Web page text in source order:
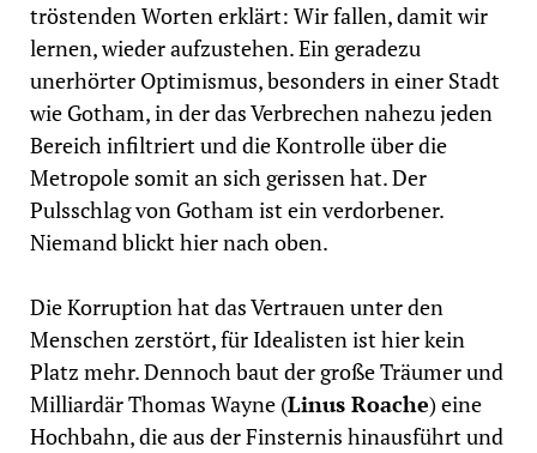
tröstenden Worten erklärt: Wir fallen, damit wir
lernen, wieder aufzustehen. Ein geradezu
unerhörter Optimismus, besonders in einer Stadt
wie Gotham, in der das Verbrechen nahezu jeden
Bereich infiltriert und die Kontrolle über die
Metropole somit an sich gerissen hat. Der
Pulsschlag von Gotham ist ein verdorbener.
Niemand blickt hier nach oben.
Die Korruption hat das Vertrauen unter den
Menschen zerstört, für Idealisten ist hier kein
Platz mehr. Dennoch baut der große Träumer und
Milliardär Thomas Wayne (Linus Roache) eine
Hochbahn, die aus der Finsternis hinausführt und